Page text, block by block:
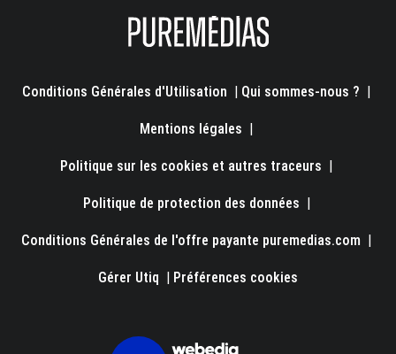
Conditions Générales d'Utilisation Qui sommes-nous ?
Mentions légales
Politique sur les cookies et autres traceurs
Politique de protection des données
Conditions Générales de l'offre payante puremedias.com
Gérer Utiq Préférences cookies